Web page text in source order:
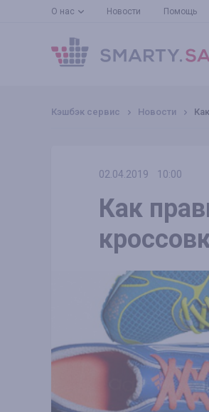
О нас Новости Помощь
Кэшбэк сервис Новости
02.04.2019 10:00
Как